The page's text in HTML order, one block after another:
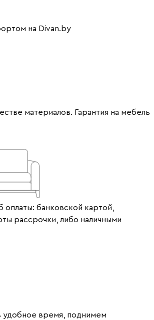
на Divan.by
материалов. Гарантия на мебель
оплаты: банковской картой,
рассрочки, либо наличными
удобное время, поднимем